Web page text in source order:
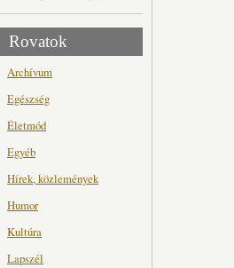
Rovatok
Archívum
Egészség
Életmód
Egyéb
Hírek, közlemények
Humor
Kultúra
Lapszél